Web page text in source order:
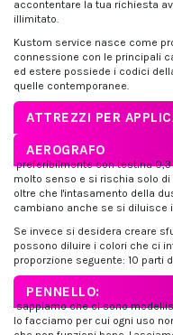
accontentare la tua richiesta
illimitato.
Kustom service nasce come
connessione con le principali
ed estere possiede i codici
quelle contemporanee.
ATTREZZI PER
AEROGRAFO
preferibilmente con testina 0,3
molto senso e si rischia solo
oltre che l'intasamento della
cambiano anche se si diluisce
Se invece si desidera creare
possono diluire i colori che ci
proporzione seguente: 10 parti
PENNELLO:
sappiamo che ci sono
lo facciamo per cui ogni uso